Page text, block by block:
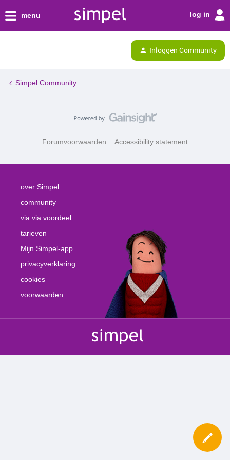
menu log in
Inloggen Community
Simpel Community
Forumvoorwaarden Accessibility statement
over Simpel
community
via via voordeel
tarieven
Mijn Simpel-app
privacyverklaring
cookies
voorwaarden